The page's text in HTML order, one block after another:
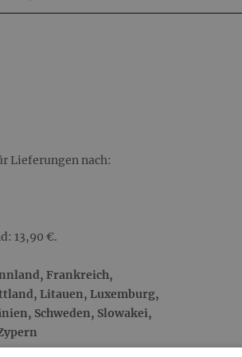
* BIO Mohnschokoladen (100 g):
Weißmohn aus der eigenen
Frühstücksbrot, oder auch zum
hat einen feinen mohnigen
Lieferungen nach:
13,90 €.
Frankreich,
Litauen, Luxemburg,
Schweden, Slowakei,